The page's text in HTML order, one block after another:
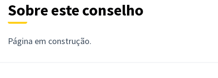
Sobre este conselho
Página em construção.